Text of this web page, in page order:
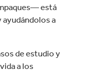
está
ayudándolos a
de estudio y
a los